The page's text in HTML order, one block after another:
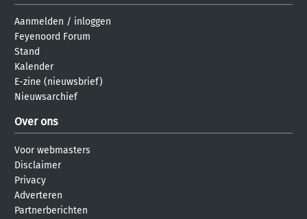
Aanmelden / inloggen
Feyenoord Forum
Stand
Kalender
E-zine (nieuwsbrief)
Nieuwsarchief
Over ons
Voor webmasters
Disclaimer
Privacy
Adverteren
Partnerberichten